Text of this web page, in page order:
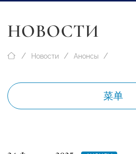
НОВОСТИ
Новости Анонсы
菜单